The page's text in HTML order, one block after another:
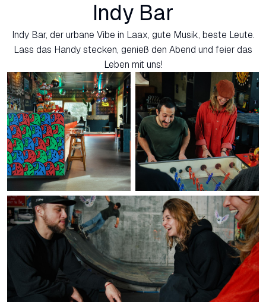
Indy Bar
Indy Bar, der urbane Vibe in Laax, gute Musik, beste Leute.
Lass das Handy stecken, genieß den Abend und feier das
Leben mit uns!